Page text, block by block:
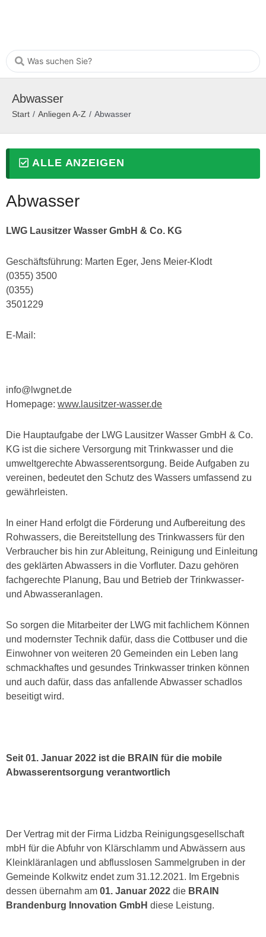
Abwasser
Start / Anliegen A-Z / Abwasser
ALLE ANZEIGEN
Abwasser
LWG Lausitzer Wasser GmbH & Co. KG
Geschäftsführung: Marten Eger, Jens Meier-Klodt
(0355) 3500
(0355)
3501229
E-Mail:
info@lwgnet.de
Homepage: www.lausitzer-wasser.de
Die Hauptaufgabe der LWG Lausitzer Wasser GmbH & Co.
KG ist die sichere Versorgung mit Trinkwasser und die
umweltgerechte Abwasserentsorgung. Beide Aufgaben zu
vereinen, bedeutet den Schutz des Wassers umfassend zu
gewährleisten.
In einer Hand erfolgt die Förderung und Aufbereitung des
Rohwassers, die Bereitstellung des Trinkwassers für den
Verbraucher bis hin zur Ableitung, Reinigung und Einleitung
des geklärten Abwassers in die Vorfluter. Dazu gehören
fachgerechte Planung, Bau und Betrieb der Trinkwasser-
und Abwasseranlagen.
So sorgen die Mitarbeiter der LWG mit fachlichem Können
und modernster Technik dafür, dass die Cottbuser und die
Einwohner von weiteren 20 Gemeinden ein Leben lang
schmackhaftes und gesundes Trinkwasser trinken können
und auch dafür, dass das anfallende Abwasser schadlos
beseitigt wird.
Seit 01. Januar 2022 ist die BRAIN für die mobile
Abwasserentsorgung verantwortlich
Der Vertrag mit der Firma Lidzba Reinigungsgesellschaft
mbH für die Abfuhr von Klärschlamm und Abwässern aus
Kleinkläranlagen und abflusslosen Sammelgruben in der
Gemeinde Kolkwitz endet zum 31.12.2021. Im Ergebnis
dessen übernahm am 01. Januar 2022 die BRAIN
Brandenburg Innovation GmbH diese Leistung.